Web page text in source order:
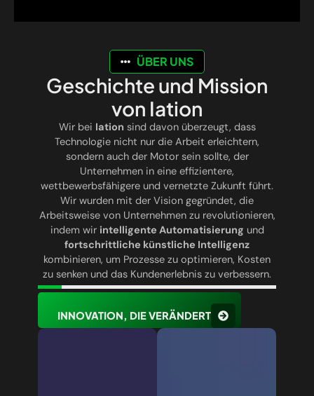
ÜBER UNS
Geschichte und Mission
von Iation
Wir bei Iation sind davon überzeugt, dass
Technologie nicht nur die Arbeit erleichtern,
sondern auch der Motor sein sollte, der
Unternehmen in eine effizientere,
wettbewerbsfähigere und vernetzte Zukunft führt.
Wir wurden mit der Vision gegründet, die
Arbeitsweise von Unternehmen zu revolutionieren,
indem wir intelligente Automatisierung und
fortschrittliche künstliche Intelligenz
kombinieren, um Prozesse zu optimieren, Kosten
zu senken und das Kundenerlebnis zu verbessern.
INNOVATION, DIE VERÄNDERT